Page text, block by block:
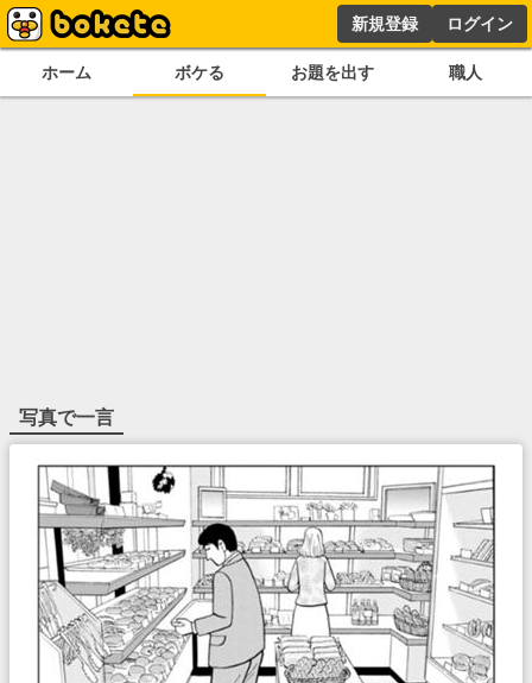
新規登録 ログイン
ホーム ボケる お題を出す 職人
写真で一言